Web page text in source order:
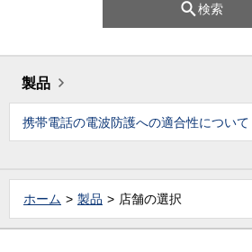
検索
製品
携帯電話の電波防護への適合性について
ホーム 製品 店舗の選択